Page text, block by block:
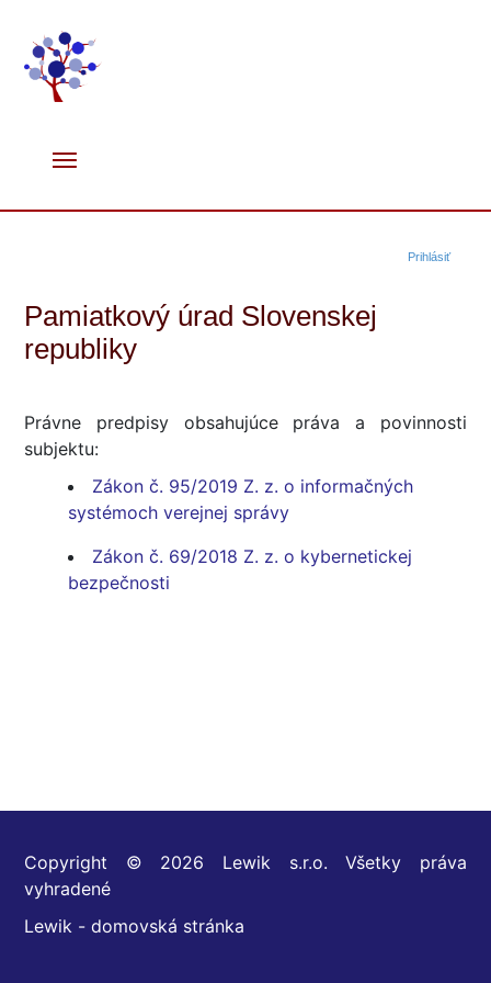
Prihlásiť
Pamiatkový úrad Slovenskej
republiky
Právne predpisy obsahujúce práva a povinnosti
subjektu:
Zákon č. 95/2019 Z. z. o informačných
systémoch verejnej správy
Zákon č. 69/2018 Z. z. o kybernetickej
bezpečnosti
Copyright © 2026 Lewik s.r.o. Všetky práva
vyhradené
Lewik - domovská stránka